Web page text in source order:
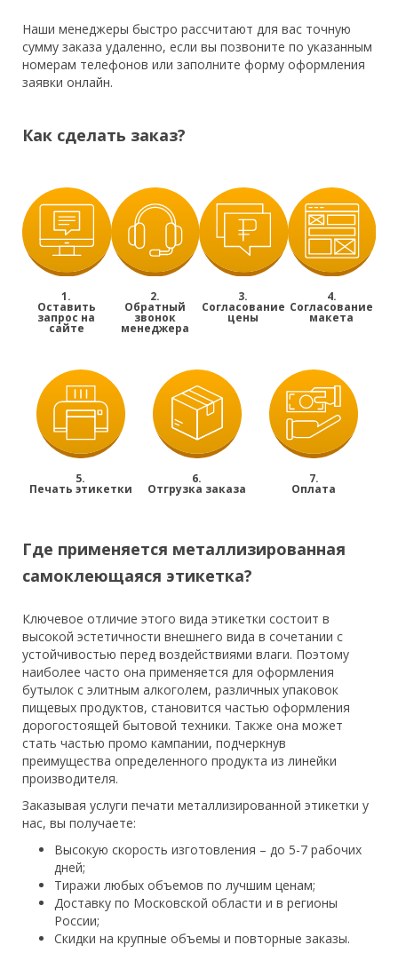
Наши менеджеры быстро рассчитают для вас точную
сумму заказа удаленно, если вы позвоните по указанным
номерам телефонов или заполните форму оформления
заявки онлайн.
Как сделать заказ?
1.
Оставить
запрос на
сайте
2.
Обратный
звонок
менеджера
3.
Согласование
цены
4.
Согласование
макета
5.
Печать этикетки
6.
Отгрузка заказа
7.
Оплата
Где применяется металлизированная
самоклеющаяся этикетка?
Ключевое отличие этого вида этикетки состоит в
высокой эстетичности внешнего вида в сочетании с
устойчивостью перед воздействиями влаги. Поэтому
наиболее часто она применяется для оформления
бутылок с элитным алкоголем, различных упаковок
пищевых продуктов, становится частью оформления
дорогостоящей бытовой техники. Также она может
стать частью промо кампании, подчеркнув
преимущества определенного продукта из линейки
производителя.
Заказывая услуги печати металлизированной этикетки у
нас, вы получаете:
Высокую скорость изготовления – до 5-7 рабочих
дней;
Тиражи любых объемов по лучшим ценам;
Доставку по Московской области и в регионы
России;
Скидки на крупные объемы и повторные заказы.